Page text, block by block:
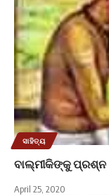
ସାହିତ୍ୟ
ବାଲ୍ମୀକିଙ୍କୁ ପ୍ରଶ୍ନ
April 25, 2020